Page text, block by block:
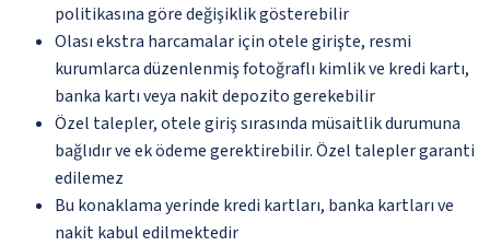
politikasına göre değişiklik gösterebilir
Olası ekstra harcamalar için otele girişte, resmi
kurumlarca düzenlenmiş fotoğraflı kimlik ve kredi kartı,
banka kartı veya nakit depozito gerekebilir
Özel talepler, otele giriş sırasında müsaitlik durumuna
bağlıdır ve ek ödeme gerektirebilir. Özel talepler garanti
edilemez
Bu konaklama yerinde kredi kartları, banka kartları ve
nakit kabul edilmektedir